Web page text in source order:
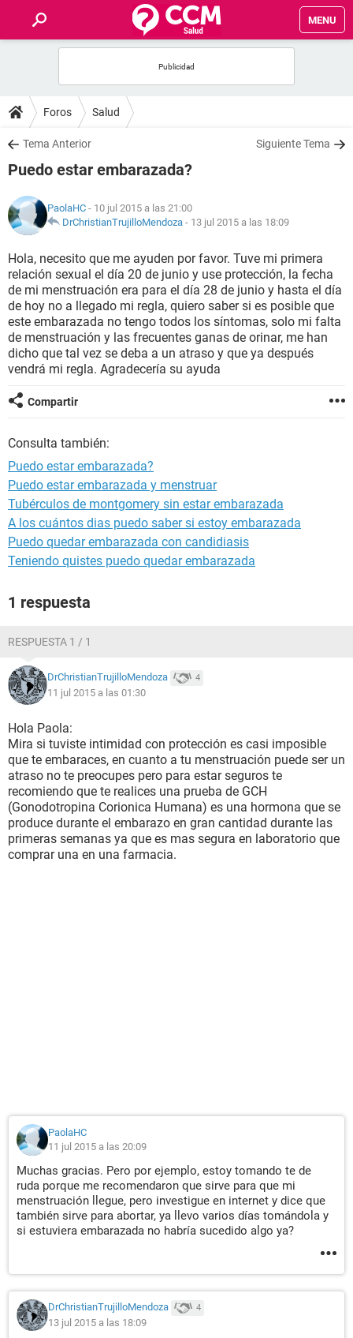
MENU
FOROS
SALUD
NUTRICIÓN
BIENESTAR
SEXUALIDAD
GLOSARIO
Foros Salud
Tema Anterior Siguiente Tema
Puedo estar embarazada?
PaolaHC - 10 jul 2015 a las 21:00
DrChristianTrujilloMendoza - 13 jul 2015 a las 18:09
Hola, necesito que me ayuden por favor. Tuve mi primera
relación sexual el día 20 de junio y use protección, la fecha
de mi menstruación era para el día 28 de junio y hasta el día
de hoy no a llegado mi regla, quiero saber si es posible que
este embarazada no tengo todos los síntomas, solo mi falta
de menstruación y las frecuentes ganas de orinar, me han
dicho que tal vez se deba a un atraso y que ya después
vendrá mi regla. Agradecería su ayuda
Compartir
Consulta también:
Puedo estar embarazada?
Puedo estar embarazada y menstruar
Tubérculos de montgomery sin estar embarazada
A los cuántos dias puedo saber si estoy embarazada
Puedo quedar embarazada con candidiasis
Teniendo quistes puedo quedar embarazada
1 respuesta
RESPUESTA 1 / 1
DrChristianTrujilloMendoza 4
11 jul 2015 a las 01:30
Hola Paola:
Mira si tuviste intimidad con protección es casi imposible
que te embaraces, en cuanto a tu menstruación puede ser un
atraso no te preocupes pero para estar seguros te
recomiendo que te realices una prueba de GCH
(Gonodotropina Corionica Humana) es una hormona que se
produce durante el embarazo en gran cantidad durante las
primeras semanas ya que es mas segura en laboratorio que
comprar una en una farmacia.
PaolaHC
11 jul 2015 a las 20:09
Muchas gracias. Pero por ejemplo, estoy tomando te de
ruda porque me recomendaron que sirve para que mi
menstruación llegue, pero investigue en internet y dice que
también sirve para abortar, ya llevo varios días tomándola y
si estuviera embarazada no habría sucedido algo ya?
DrChristianTrujilloMendoza 4
13 jul 2015 a las 18:09